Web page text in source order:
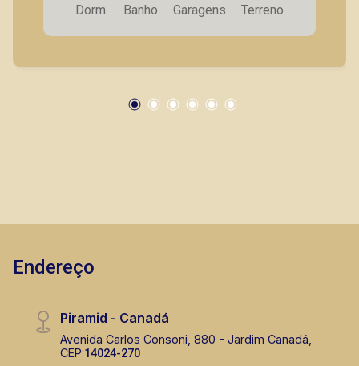
vagas de garagem. A Piramid tem como objetivo
atender seus clientes com agilidade e
prontos, usados ou mesmo nos principais
Dorm.
Banho
Garagens
Terreno
Endereço
Piramid - Canadá
Avenida Carlos Consoni, 880 - Jardim Canadá,
CEP:14024-270